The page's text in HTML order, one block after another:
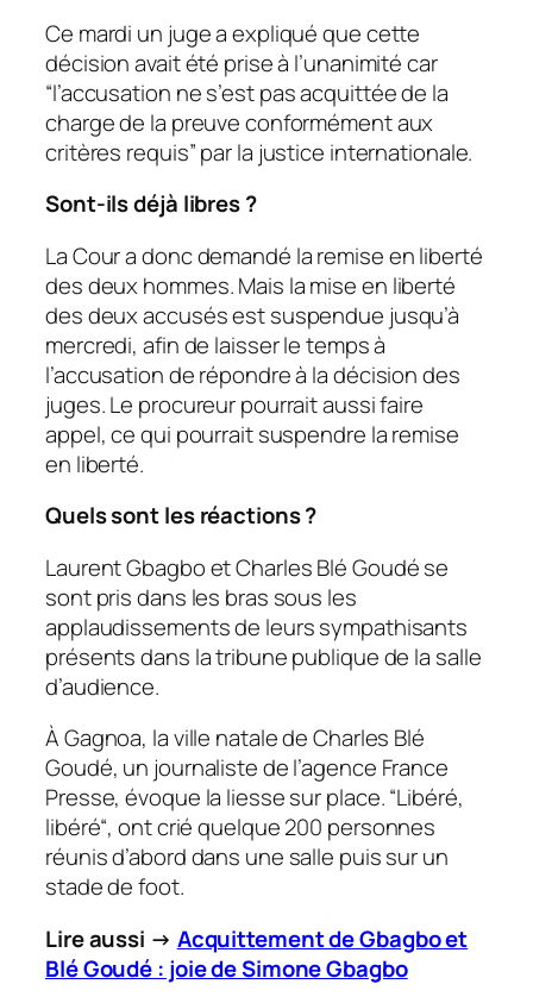
Ce mardi un juge a expliqué que cette
décision avait été prise à l’unanimité car
“l’accusation ne s’est pas acquittée de la
charge de la preuve conformément aux
critères requis” par la justice internationale.
Sont-ils déjà libres ?
La Cour a donc demandé la remise en liberté
des deux hommes. Mais la mise en liberté
des deux accusés est suspendue jusqu’à
mercredi, afin de laisser le temps à
l’accusation de répondre à la décision des
juges. Le procureur pourrait aussi faire
appel, ce qui pourrait suspendre la remise
en liberté.
Quels sont les réactions ?
Laurent Gbagbo et Charles Blé Goudé se
sont pris dans les bras sous les
applaudissements de leurs sympathisants
présents dans la tribune publique de la salle
d’audience.
À Gagnoa, la ville natale de Charles Blé
Goudé, un journaliste de l’agence France
Presse, évoque la liesse sur place. “Libéré,
libéré“, ont crié quelque 200 personnes
réunis d’abord dans une salle puis sur un
stade de foot.
Lire aussi → Acquittement de Gbagbo et
Blé Goudé : joie de Simone Gbagbo